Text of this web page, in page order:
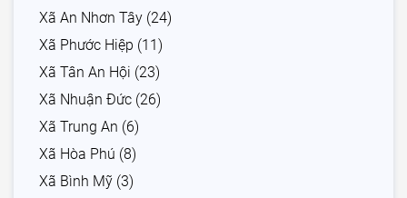
Xã An Nhơn Tây (24)
Xã Phước Hiệp (11)
Xã Tân An Hội (23)
Xã Nhuận Đức (26)
Xã Trung An (6)
Xã Hòa Phú (8)
Xã Bình Mỹ (3)